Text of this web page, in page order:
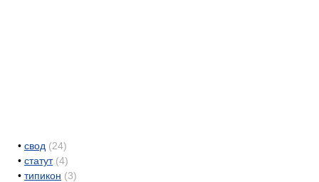
• свод (24)
• статут (4)
• типикон (3)